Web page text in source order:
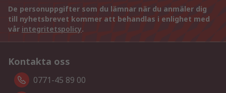
De personuppgifter som du lämnar när du anmäler dig
till nyhetsbrevet kommer att behandlas i enlighet med
vår integritetspolicy.
Kontakta oss
0771-45 89 00